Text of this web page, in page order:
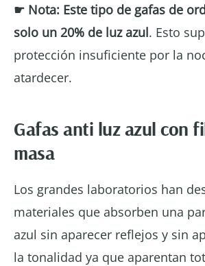
☛ Nota: Este tipo de gafas de
solo un 20% de luz azul. Esto
protección insuficiente por la
atardecer.
Gafas anti luz azul con
masa
Los grandes laboratorios han
materiales que absorben una
azul sin aparecer reflejos y sin
la tonalidad ya que aparentan